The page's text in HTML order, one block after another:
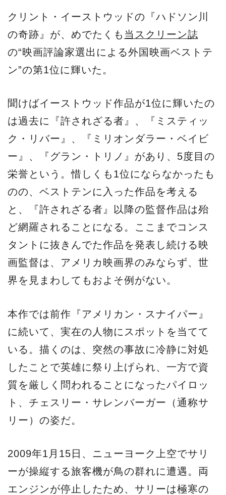
クリント・イーストウッドの『ハドソン川
の奇跡』が、めでたくも 当スクリーン誌
の“映画評論家選出による外国映画ベストテ
ン”の第1位に輝いた。
聞けばイーストウッド作品が1位に輝いたの
は過去に『許されざる者』、『ミスティッ
ク・リバー』、『ミリオンダラー・ベイビ
ー』、『グラン・トリノ』があり、5度目の
栄誉という。惜しくも1位にならなかったも
のの、ベストテンに入った作品を考える
と、『許されざる者』以降の監督作品は殆
ど網羅されることになる。ここまでコンス
タントに抜きんでた作品を発表し続ける映
画監督は、アメリカ映画界のみならず、世
界を見まわしてもおよそ例がない。
本作では前作『アメリカン・スナイパー』
に続いて、実在の人物にスポットを当てて
いる。描くのは、突然の事故に冷静に対処
したことで英雄に祭り上げられ、一方で資
質を厳しく問われることになったパイロッ
ト、チェスリー・サレンバーガー（通称サ
リー）の姿だ。
2009年1月15日、ニューヨーク上空でサリ
ーが操縦する旅客機が鳥の群れに遭遇。両
エンジンが停止したため、サリーは極寒の